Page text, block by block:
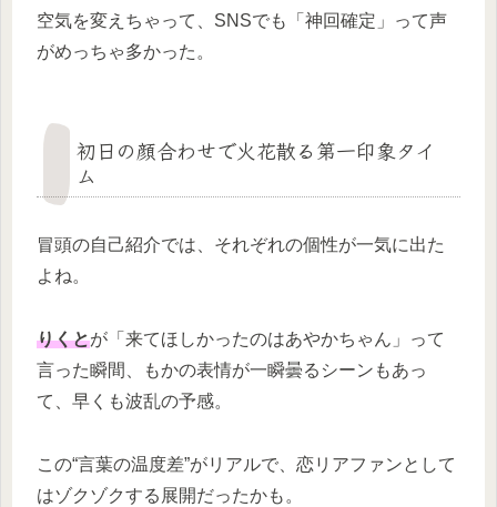
空気を変えちゃって、SNSでも「神回確定」って声
がめっちゃ多かった。
初日の顔合わせで火花散る第一印象タイ
ム
冒頭の自己紹介では、それぞれの個性が一気に出た
よね。
りくとが「来てほしかったのはあやかちゃん」って
言った瞬間、もかの表情が一瞬曇るシーンもあっ
て、早くも波乱の予感。
この“言葉の温度差”がリアルで、恋リアファンとして
はゾクゾクする展開だったかも。